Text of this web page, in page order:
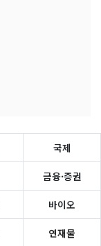
국제
금융·증권
바이오
연재물